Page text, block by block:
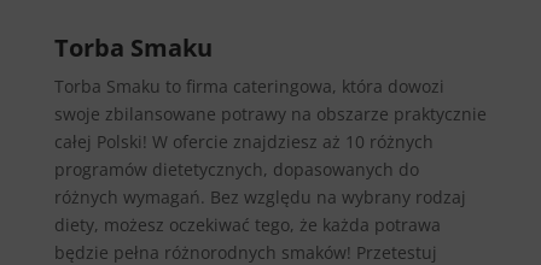
Torba Smaku
Torba Smaku to firma cateringowa, która dowozi
swoje zbilansowane potrawy na obszarze praktycznie
całej Polski! W ofercie znajdziesz aż 10 różnych
programów dietetycznych, dopasowanych do
różnych wymagań. Bez względu na wybrany rodzaj
diety, możesz oczekiwać tego, że każda potrawa
będzie pełna różnorodnych smaków! Przetestuj